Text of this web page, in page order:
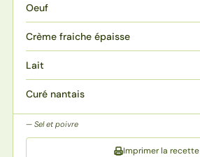
Oeuf
Crème fraiche épaisse
Lait
Curé nantais
Sel et poivre
Imprimer la recette